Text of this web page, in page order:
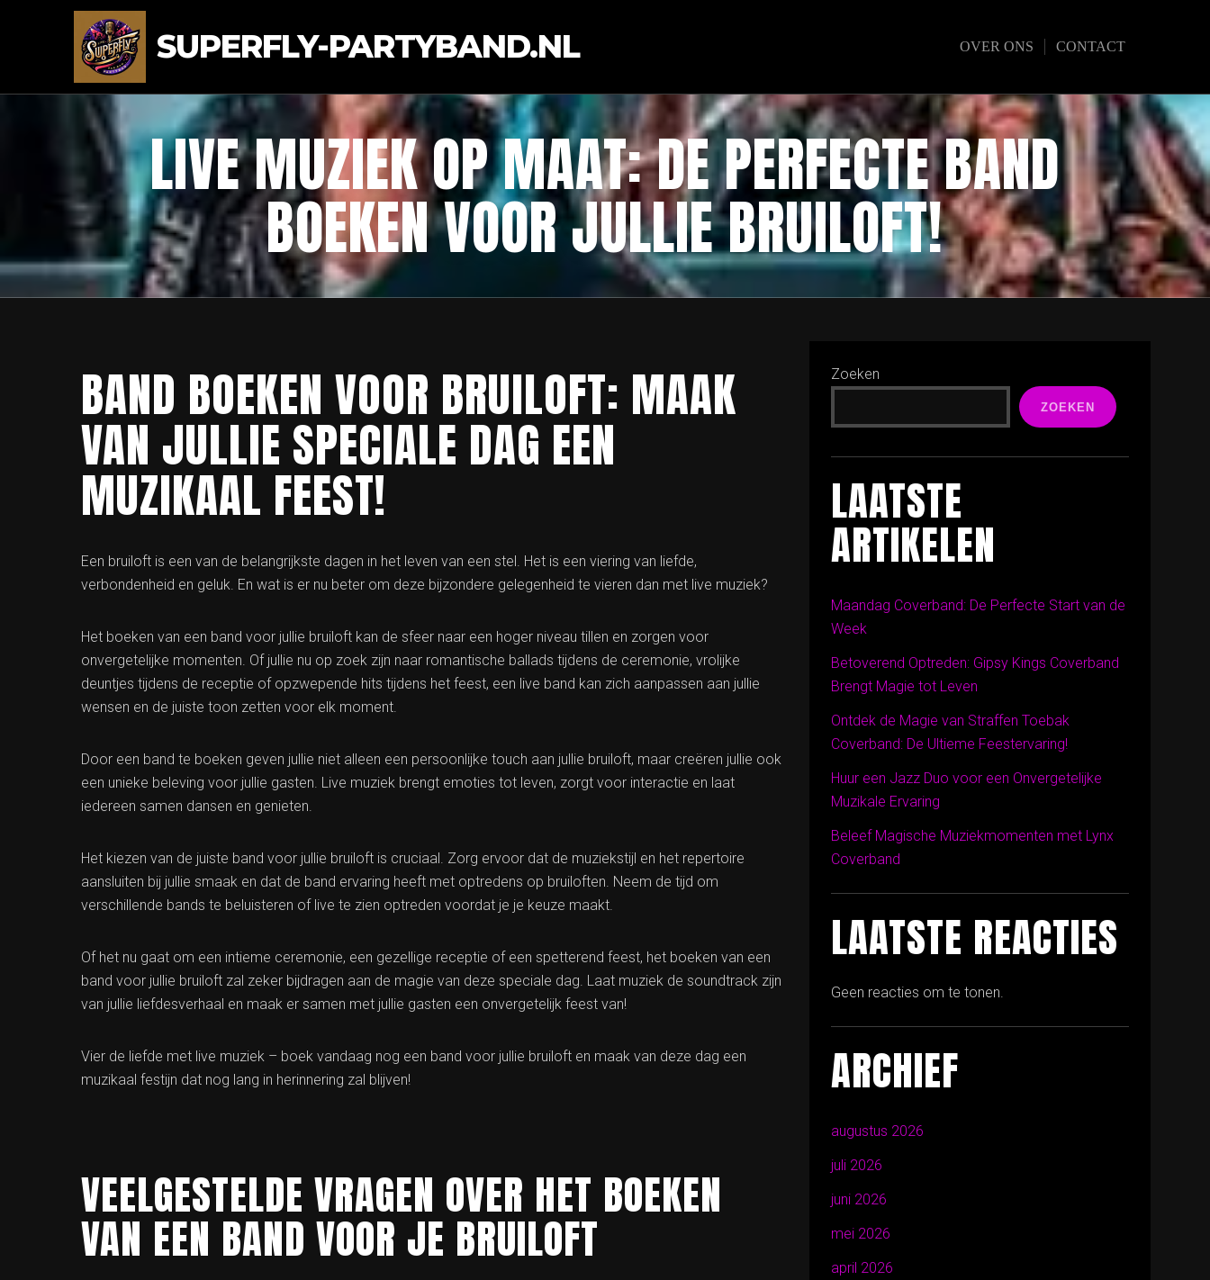
SUPERFLY-PARTYBAND.NL OVER ONS CONTACT
LIVE MUZIEK OP MAAT: DE PERFECTE BAND
BOEKEN VOOR JULLIE BRUILOFT!
BAND BOEKEN VOOR BRUILOFT: MAAK
VAN JULLIE SPECIALE DAG EEN
MUZIKAAL FEEST!
Een bruiloft is een van de belangrijkste dagen in het leven van een stel. Het is een viering van liefde,
verbondenheid en geluk. En wat is er nu beter om deze bijzondere gelegenheid te vieren dan met live muziek?
Het boeken van een band voor jullie bruiloft kan de sfeer naar een hoger niveau tillen en zorgen voor
onvergetelijke momenten. Of jullie nu op zoek zijn naar romantische ballads tijdens de ceremonie, vrolijke
deuntjes tijdens de receptie of opzwepende hits tijdens het feest, een live band kan zich aanpassen aan jullie
wensen en de juiste toon zetten voor elk moment.
Door een band te boeken geven jullie niet alleen een persoonlijke touch aan jullie bruiloft, maar creëren jullie ook
een unieke beleving voor jullie gasten. Live muziek brengt emoties tot leven, zorgt voor interactie en laat
iedereen samen dansen en genieten.
Het kiezen van de juiste band voor jullie bruiloft is cruciaal. Zorg ervoor dat de muziekstijl en het repertoire
aansluiten bij jullie smaak en dat de band ervaring heeft met optredens op bruiloften. Neem de tijd om
verschillende bands te beluisteren of live te zien optreden voordat je je keuze maakt.
Of het nu gaat om een intieme ceremonie, een gezellige receptie of een spetterend feest, het boeken van een
band voor jullie bruiloft zal zeker bijdragen aan de magie van deze speciale dag. Laat muziek de soundtrack zijn
van jullie liefdesverhaal en maak er samen met jullie gasten een onvergetelijk feest van!
Vier de liefde met live muziek – boek vandaag nog een band voor jullie bruiloft en maak van deze dag een
muzikaal festijn dat nog lang in herinnering zal blijven!
VEELGESTELDE VRAGEN OVER HET BOEKEN
VAN EEN BAND VOOR JE BRUILOFT
Zoeken
ZOEKEN
LAATSTE
ARTIKELEN
Maandag Coverband: De Perfecte Start van de
Week
Betoverend Optreden: Gipsy Kings Coverband
Brengt Magie tot Leven
Ontdek de Magie van Straffen Toebak
Coverband: De Ultieme Feestervaring!
Huur een Jazz Duo voor een Onvergetelijke
Muzikale Ervaring
Beleef Magische Muziekmomenten met Lynx
Coverband
LAATSTE REACTIES
Geen reacties om te tonen.
ARCHIEF
augustus 2026
juli 2026
juni 2026
mei 2026
april 2026